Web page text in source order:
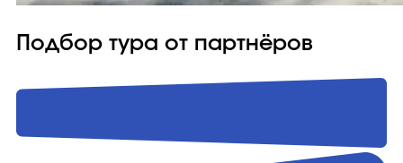
Подбор тура от партнёров